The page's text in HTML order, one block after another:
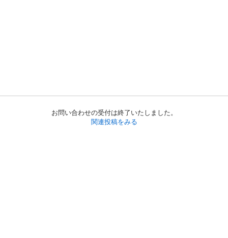
お問い合わせの受付は終了いたしました。
関連投稿をみる